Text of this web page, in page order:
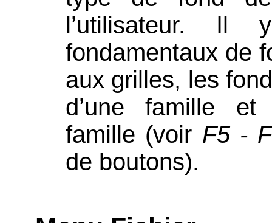
l’utilisateur.
fondamentaux de
aux grilles, les
d’une famille
famille (voir F5 -
de boutons).